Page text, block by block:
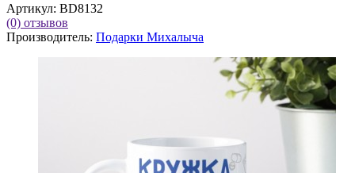
Артикул: BD8132
(0) отзывов
Производитель: Подарки Михалыча